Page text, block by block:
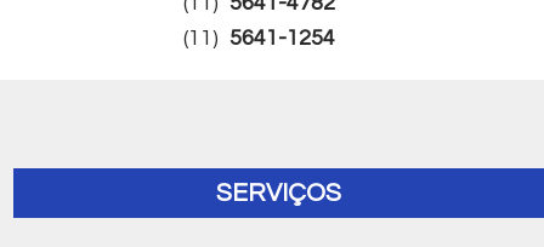
(11) 5641-1254
SERVIÇOS